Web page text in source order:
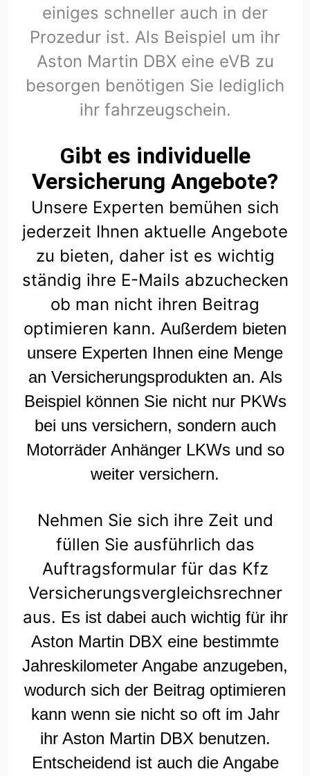
einiges schneller auch in der
Prozedur ist. Als Beispiel um ihr
Aston Martin DBX eine eVB zu
besorgen benötigen Sie lediglich
ihr fahrzeugschein.
Gibt es individuelle
Versicherung Angebote?
Unsere Experten bemühen sich
jederzeit Ihnen aktuelle Angebote
zu bieten, daher ist es wichtig
ständig ihre E-Mails abzuchecken
ob man nicht ihren Beitrag
optimieren kann. Außerdem bieten
unsere Experten Ihnen eine Menge
an Versicherungsprodukten an. Als
Beispiel können Sie nicht nur PKWs
bei uns versichern, sondern auch
Motorräder Anhänger LKWs und so
weiter versichern.
Nehmen Sie sich ihre Zeit und
füllen Sie ausführlich das
Auftragsformular für das Kfz
Versicherungsvergleichsrechner
aus. Es ist dabei auch wichtig für ihr
Aston Martin DBX eine bestimmte
Jahreskilometer Angabe anzugeben,
wodurch sich der Beitrag optimieren
kann wenn sie nicht so oft im Jahr
ihr Aston Martin DBX benutzen.
Entscheidend ist auch die Angabe